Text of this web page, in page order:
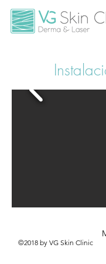
©2018 by VG Skin Clinic